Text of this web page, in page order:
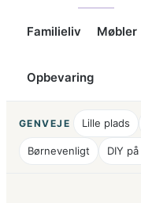
Familieliv Møbler
Opbevaring
GENVEJE Lille plads
Børnevenligt DIY